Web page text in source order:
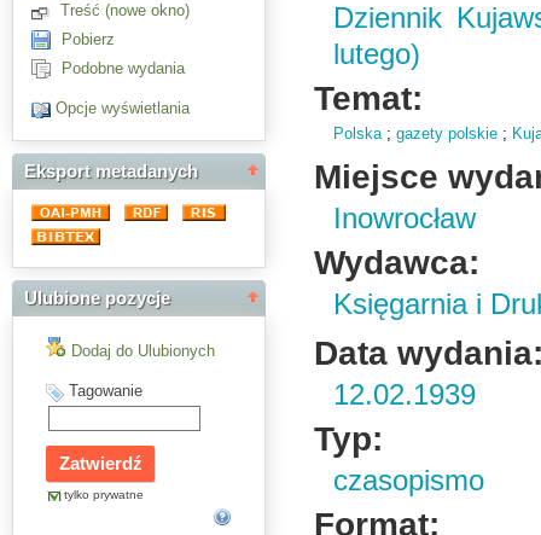
Treść (nowe okno)
Pobierz
Podobne wydania
Opcje wyświetlania
Eksport metadanych
Ulubione pozycje
Dodaj do Ulubionych
Tagowanie
tylko prywatne
Dziennik
lutego)
Temat:
Polska;gazety polskie ;
Miejsce
Inowrocław
Wydawca:
Księgarnia i
Data
12.02.1939
Typ:
czasopismo
Format: